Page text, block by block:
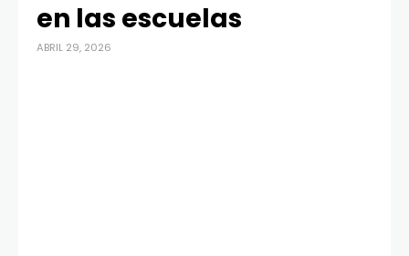
en las escuelas
ABRIL 29, 2026